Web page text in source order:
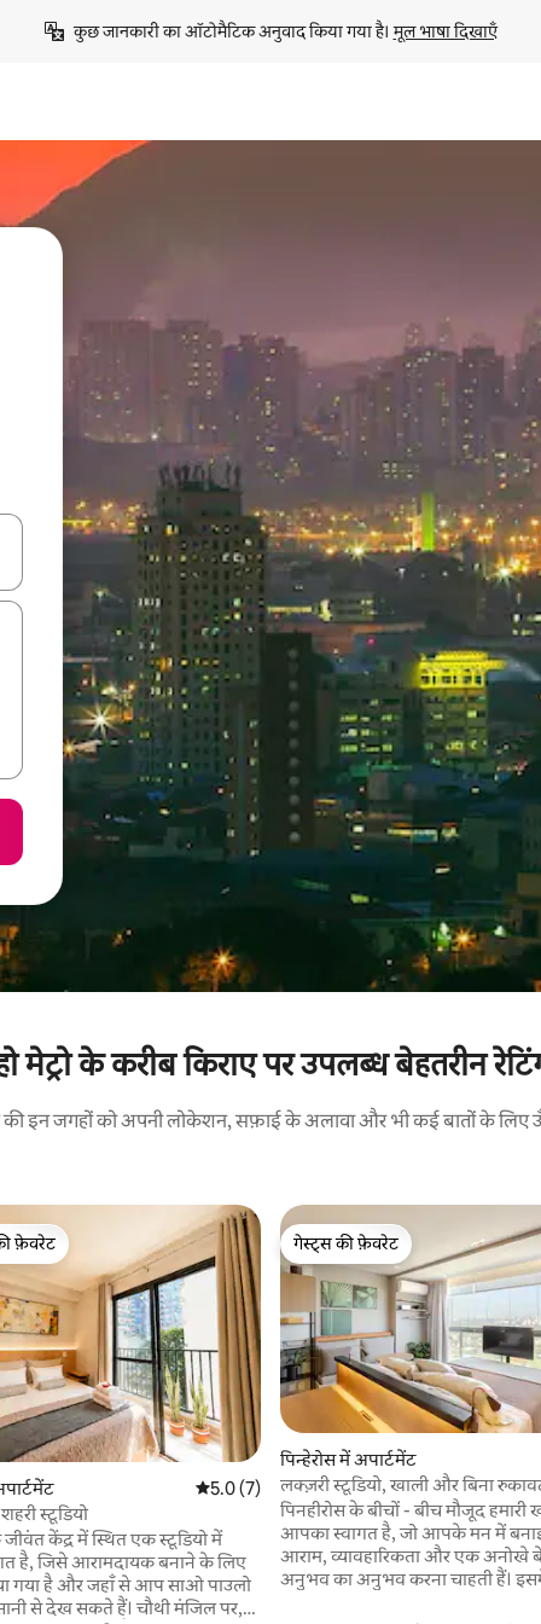
कुछ जानकारी का ऑटोमैटिक अनुवाद किया गया है। मूल भाषा दिखाएँ
नेविगेट करें या टच या फिर स्वाइप जेस्चर का इस्तेमाल करके एक्सप्लोर करें।
मेट्रो के करीब किराए पर उपलब्ध बेहतरीन
इन जगहों को अपनी लोकेशन, सफ़ाई के अलावा और भी कई बातों के लिए
फ़ेवरेट
फ़ेवरेट
औसत रेटिंग 5 में से 5.0, 7 समीक्षाएँ
5.0 (7)
स्टूडियो
जीवंत केंद्र में स्थित एक स्टूडियो में
है, जिसे आरामदायक बनाने के लिए
गया है और जहाँ से आप साओ पाउलो
से देख सकते हैं। चौथी मंजिल पर,
गेस्ट्स की फ़ेवरेट
गेस्ट्स की फ़ेवरेट
पिन्हेरोस में अपार्टमेंट
लक्ज़री स्टूडियो, खाली और बिना
नज़ारा, वाइड ऑरा 2214
पिनहीरोस के बीचों - बीच मौजूद
आपका स्वागत है, जो आपके मन में
आराम, व्यावहारिकता और एक अनोखे
अनुभव का अनुभव करना चाहती हैं।